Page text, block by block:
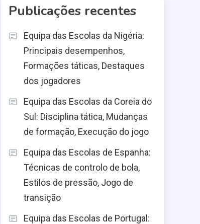
Publicações recentes
Equipa das Escolas da Nigéria:
Principais desempenhos,
Formações táticas, Destaques
dos jogadores
Equipa das Escolas da Coreia do
Sul: Disciplina tática, Mudanças
de formação, Execução do jogo
Equipa das Escolas de Espanha:
Técnicas de controlo de bola,
Estilos de pressão, Jogo de
transição
Equipa das Escolas de Portugal: